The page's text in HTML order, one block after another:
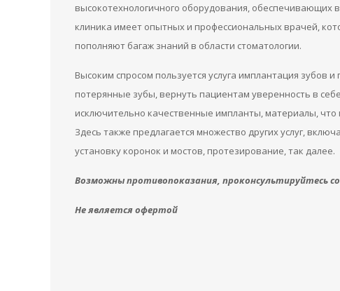
высокотехнологичного оборудования, обеспечивающих
клиника имеет опытных и профессиональных врачей,
пополняют багаж знаний в области стоматологии.
Высоким спросом пользуется услуга имплантация зубов
потерянные зубы, вернуть пациентам уверенность в
исключительно качественные импланты, материалы, что
Здесь также предлагается множество других услуг,
установку коронок и мостов, протезирование, так далее.
Возможны противопоказания, проконсультируйтесь
Не является офертой